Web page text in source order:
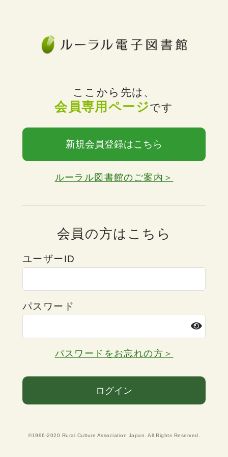
ここから先は、
会員専用ページです
新規会員登録はこちら
ルーラル図書館のご案内＞
会員の方はこちら
ユーザーID
パスワード
パスワードをお忘れの方＞
ログイン
©1996-2020 Rural Culture Association Japan. All Rights Reserved.